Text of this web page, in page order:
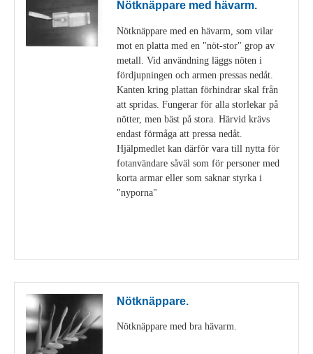
Nötknäppare med hävarm.
Nötknäppare med en hävarm, som vilar
mot en platta med en "nöt-stor" grop av
metall. Vid användning läggs nöten i
fördjupningen och armen pressas nedåt.
Kanten kring plattan förhindrar skal från
att spridas. Fungerar för alla storlekar på
nötter, men bäst på stora. Härvid krävs
endast förmåga att pressa nedåt.
Hjälpmedlet kan därför vara till nytta för
fotanvändare såväl som för personer med
korta armar eller som saknar styrka i
"nyporna"
Nötknäppare.
Nötknäppare med bra hävarm.